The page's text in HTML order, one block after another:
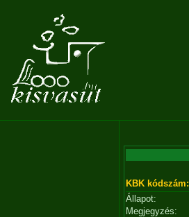
KBK kódszám:
Állapot:
Megjegyzés: